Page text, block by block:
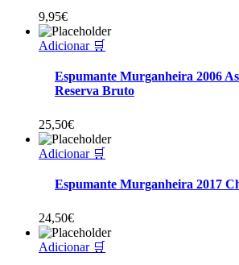
9,95€
Adicionar 🛒
Espumante Murganheira 2006
Reserva Bruto
25,50€
Adicionar 🛒
Espumante Murganheira 2017
24,50€
Adicionar 🛒